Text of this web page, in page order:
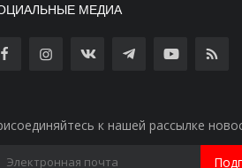
МЕДИА
к нашей рассылке